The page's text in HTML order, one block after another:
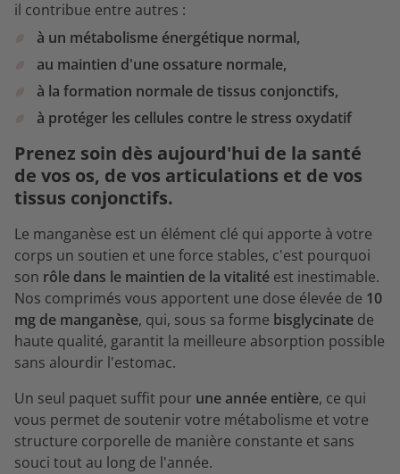
il contribue entre autres :
à un métabolisme énergétique normal,
au maintien d'une ossature normale,
à la formation normale de tissus conjonctifs,
à protéger les cellules contre le stress oxydatif
Prenez soin dès aujourd'hui de la santé
de vos os, de vos articulations et de vos
tissus conjonctifs.
Le manganèse est un élément clé qui apporte à votre
corps un soutien et une force stables, c'est pourquoi
son rôle dans le maintien de la vitalité est inestimable.
Nos comprimés vous apportent une dose élevée de 10
mg de manganèse, qui, sous sa forme bisglycinate de
haute qualité, garantit la meilleure absorption possible
sans alourdir l'estomac.
Un seul paquet suffit pour une année entière, ce qui
vous permet de soutenir votre métabolisme et votre
structure corporelle de manière constante et sans
souci tout au long de l'année.